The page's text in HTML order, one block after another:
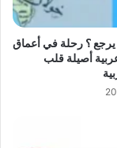
؟ رحلة في أعماق
أصيلة قلب